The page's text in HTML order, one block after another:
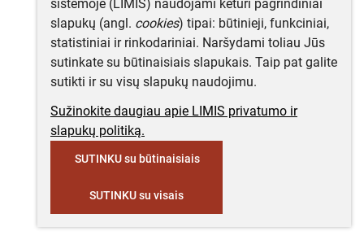
sistemoje (LIMIS) naudojami keturi pagrindiniai
slapukų (angl. cookies) tipai: būtinieji, funkciniai,
statistiniai ir rinkodariniai. Naršydami toliau Jūs
sutinkate su būtinaisiais slapukais. Taip pat galite
sutikti ir su visų slapukų naudojimu.
Sužinokite daugiau apie LIMIS privatumo ir
slapukų politiką.
SUTINKU su būtinaisiais
SUTINKU su visais